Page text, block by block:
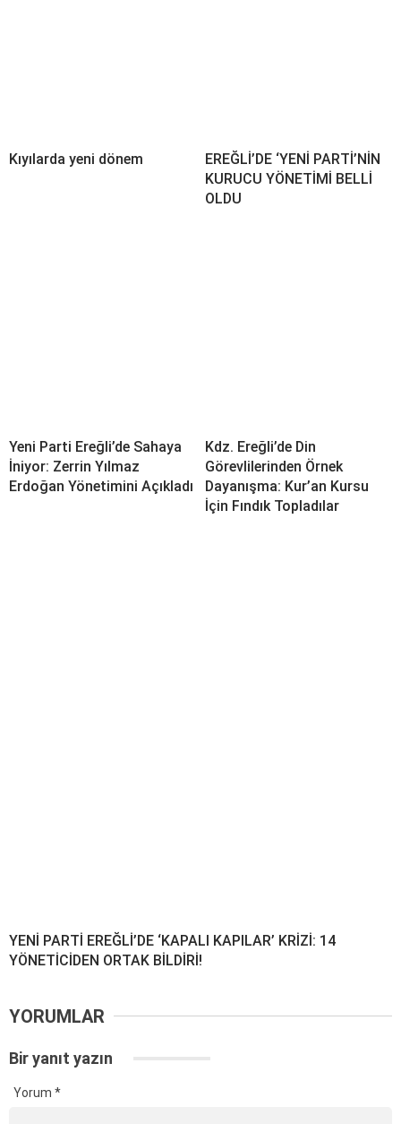
Kıyılarda yeni dönem
EREĞLİ’DE ‘YENİ PARTİ’NİN
KURUCU YÖNETİMİ BELLİ
OLDU
Yeni Parti Ereğli’de Sahaya
İniyor: Zerrin Yılmaz
Erdoğan Yönetimini Açıkladı
Kdz. Ereğli’de Din
Görevlilerinden Örnek
Dayanışma: Kur’an Kursu
İçin Fındık Topladılar
YENİ PARTİ EREĞLİ’DE ‘KAPALI KAPILAR’ KRİZİ: 14
YÖNETİCİDEN ORTAK BİLDİRİ!
YORUMLAR
Bir yanıt yazın
Yorum *